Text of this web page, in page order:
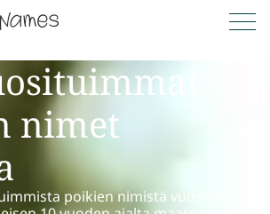
nimet
poikien nimistä vuosilta